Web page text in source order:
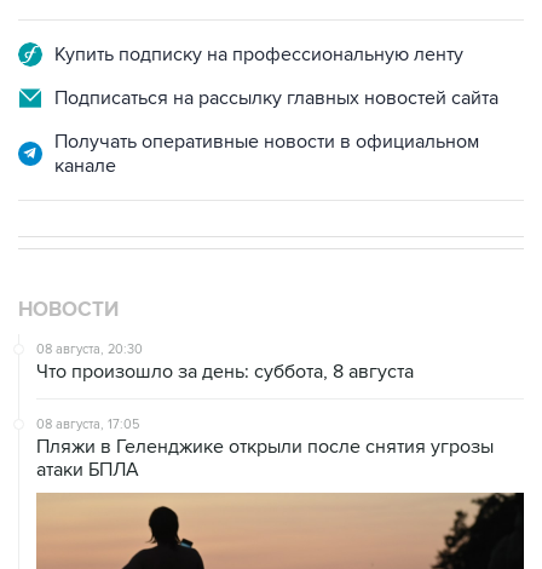
Купить подписку на профессиональную ленту
Подписаться на рассылку главных новостей сайта
Получать оперативные новости в официальном
канале
НОВОСТИ
08 августа, 20:30
Что произошло за день: суббота, 8 августа
08 августа, 17:05
Пляжи в Геленджике открыли после снятия угрозы
атаки БПЛА